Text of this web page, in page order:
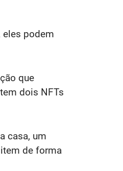
eles podem
que
dois NFTs
casa, um
de forma